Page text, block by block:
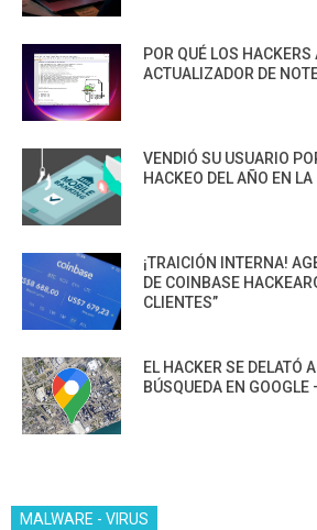
POR QUÉ LOS
ACTUALIZADOR DE
VENDIÓ SU USUARIO
HACKEO DEL AÑO EN
¡TRAICIÓN INTERNA!
DE COINBASE
CLIENTES”
EL HACKER SE DELATÓ
BÚSQUEDA EN GOOGLE
MALWARE - VIRUS